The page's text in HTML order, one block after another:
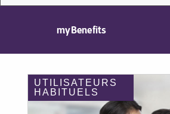
myBenefits
UTILISATEURS
HABITUELS